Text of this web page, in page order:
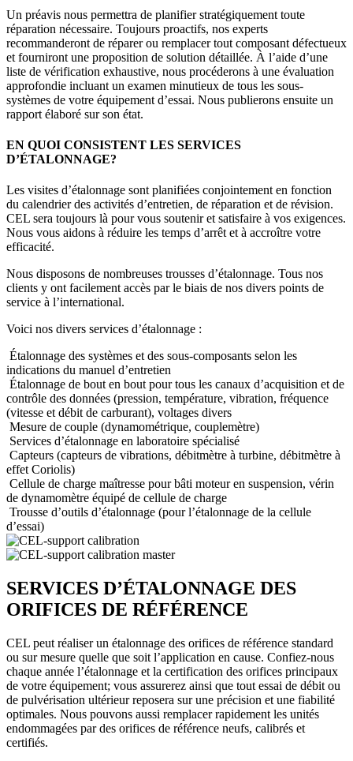
Un préavis nous permettra de planifier stratégiquement toute
réparation nécessaire. Toujours proactifs, nos experts
recommanderont de réparer ou remplacer tout composant défectueux
et fourniront une proposition de solution détaillée. À l’aide d’une
liste de vérification exhaustive, nous procéderons à une évaluation
approfondie incluant un examen minutieux de tous les sous-
systèmes de votre équipement d’essai. Nous publierons ensuite un
rapport élaboré sur son état.
EN QUOI CONSISTENT LES SERVICES
D’ÉTALONNAGE?
Les visites d’étalonnage sont planifiées conjointement en fonction
du calendrier des activités d’entretien, de réparation et de révision.
CEL sera toujours là pour vous soutenir et satisfaire à vos exigences.
Nous vous aidons à réduire les temps d’arrêt et à accroître votre
efficacité.
Nous disposons de nombreuses trousses d’étalonnage. Tous nos
clients y ont facilement accès par le biais de nos divers points de
service à l’international.
Voici nos divers services d’étalonnage :
Étalonnage des systèmes et des sous-composants selon les
indications du manuel d’entretien
Étalonnage de bout en bout pour tous les canaux d’acquisition et de
contrôle des données (pression, température, vibration, fréquence
(vitesse et débit de carburant), voltages divers
Mesure de couple (dynamométrique, couplemètre)
Services d’étalonnage en laboratoire spécialisé
Capteurs (capteurs de vibrations, débitmètre à turbine, débitmètre à
effet Coriolis)
Cellule de charge maîtresse pour bâti moteur en suspension, vérin
de dynamomètre équipé de cellule de charge
Trousse d’outils d’étalonnage (pour l’étalonnage de la cellule
d’essai)
SERVICES D’ÉTALONNAGE DES
ORIFICES DE RÉFÉRENCE
CEL peut réaliser un étalonnage des orifices de référence standard
ou sur mesure quelle que soit l’application en cause. Confiez-nous
chaque année l’étalonnage et la certification des orifices principaux
de votre équipement; vous assurerez ainsi que tout essai de débit ou
de pulvérisation ultérieur reposera sur une précision et une fiabilité
optimales. Nous pouvons aussi remplacer rapidement les unités
endommagées par des orifices de référence neufs, calibrés et
certifiés.